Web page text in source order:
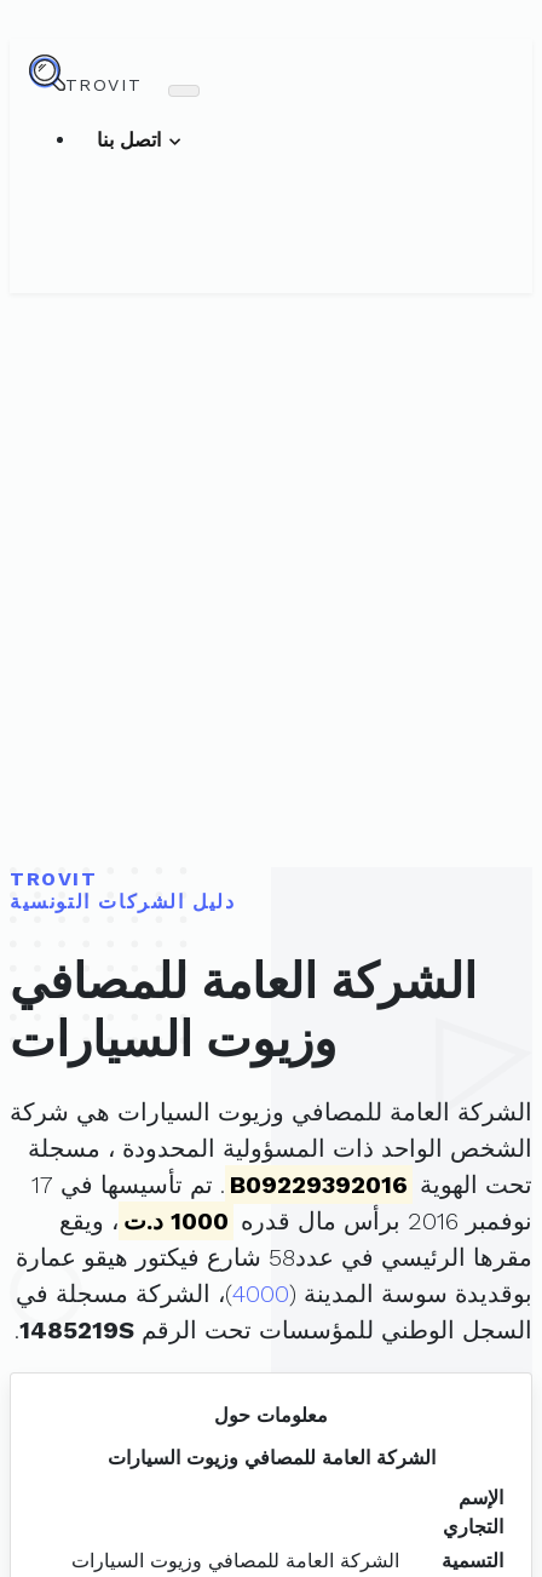
TROVIT
TROVIT
دليل الشركات التونسية
الشركة العامة للمصافي
وزيوت السيارات
الشركة العامة للمصافي وزيوت السيارات هي شركة
الشخص الواحد ذات المسؤولية المحدودة ، مسجلة
تحت الهوية B09229392016
. تم تأسيسها في 17
نوفمبر 2016 برأس مال قدره
1000 د.ت
، ويقع
مقرها الرئيسي في عدد58 شارع فيكتور هيقو عمارة
بوقديدة سوسة المدينة (4000)، الشركة مسجلة في
السجل الوطني للمؤسسات تحت الرقم 1485219S
.
معلومات حول
الشركة العامة للمصافي وزيوت السيارات
الإسم
التجاري
التسمية
الشركة العامة للمصافي وزيوت السيارات